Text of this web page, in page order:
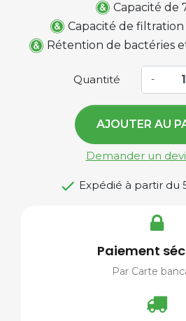
Capacité de
Capacité de
Rétention de bactéries
Quantité -
AJOUTER AU
Demander un
 Expédié à partir du
Paiement
Par Carte